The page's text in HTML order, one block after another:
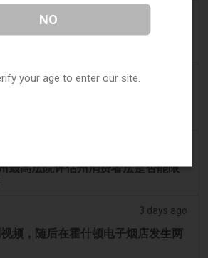
电子烟销售的权力 – Tobacco
2 days ago
最高法院评估州消费者法是否能限
3 days ago
频，随后在霍什顿电子烟店发生两
NO
your age to enter our site.